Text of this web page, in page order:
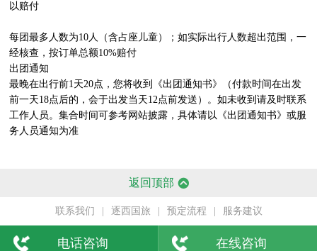
以赔付
每团最多人数为10人（含占座儿童）；如实际出行人数超出范围，一
经核查，按订单总额10%赔付
出团通知
最晚在出行前1天20点，您将收到《出团通知书》（付款时间在出发
前一天18点后的，会于出发当天12点前发送）。如未收到请及时联系
工作人员。集合时间可参考网站披露，具体请以《出团通知书》或服
务人员通知为准
返回顶部
联系我们 逐西国旅 预定流程 服务建议
电话咨询 在线咨询